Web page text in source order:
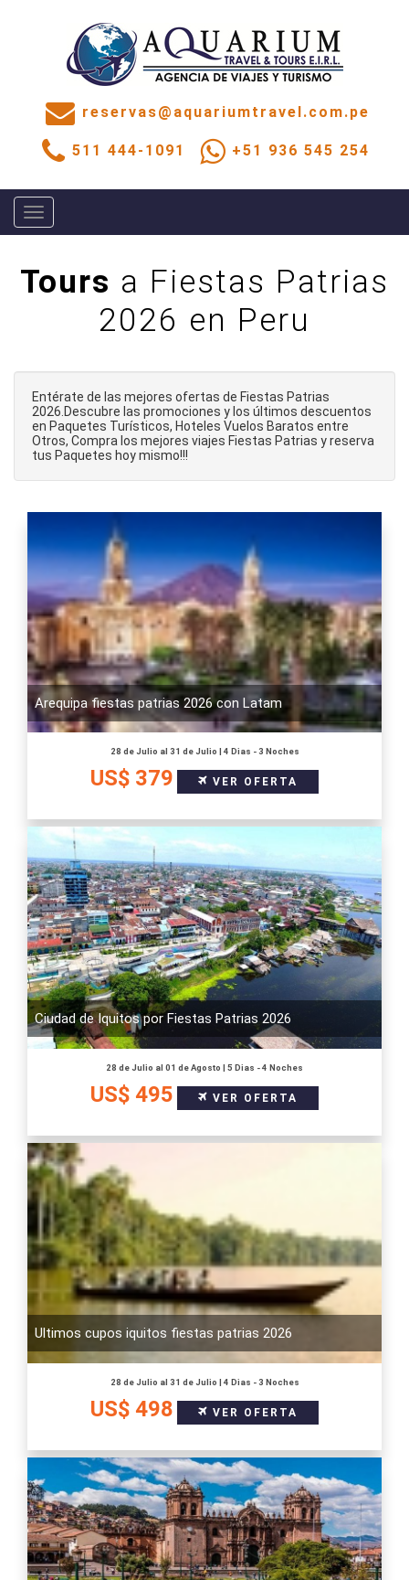
reservas@aquariumtravel.com.pe
511 444-1091 +51 936 545 254
Toggle
navigation
Tours a Fiestas Patrias
2026 en Peru
Entérate de las mejores ofertas de Fiestas Patrias
2026.Descubre las promociones y los últimos descuentos
en Paquetes Turísticos, Hoteles Vuelos Baratos entre
Otros, Compra los mejores viajes Fiestas Patrias y reserva
tus Paquetes hoy mismo!!!
Arequipa fiestas patrias 2026 con Latam
28 de Julio al 31 de Julio | 4 Dias - 3 Noches
US$ 379 VER OFERTA
Ciudad de Iquitos por Fiestas Patrias 2026
28 de Julio al 01 de Agosto | 5 Dias - 4 Noches
US$ 495 VER OFERTA
Ultimos cupos iquitos fiestas patrias 2026
28 de Julio al 31 de Julio | 4 Dias - 3 Noches
US$ 498 VER OFERTA